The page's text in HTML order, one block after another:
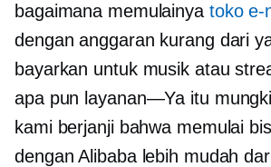
bagaimana memulainya toko e-
dengan anggaran kurang dari
bayarkan untuk musik atau
apa pun layanan—Ya itu
kami berjanji bahwa memulai
dengan Alibaba lebih mudah